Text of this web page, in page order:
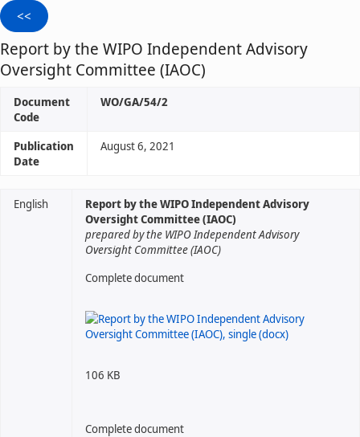
Report by the WIPO Independent Advisory
Oversight Committee (IAOC)
Document
Code
WO/GA/54/2
Publication
Date
August 6, 2021
English
Report by the WIPO Independent Advisory
Oversight Committee (IAOC)
prepared by the WIPO Independent Advisory
Oversight Committee (IAOC)
Complete document
106 KB
Complete document